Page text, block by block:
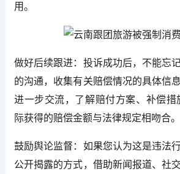
用。
做好后续跟进：投诉成功后，不能忘
的沟通，收集有关赔偿情况的具体信
进一步交流，了解赔付方案、补偿措
际获得的赔偿金额与法律规定相吻合。
鼓励舆论监督：如果您认为这是违法
公开揭露的方式，借助新闻报道、社